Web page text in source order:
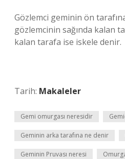
Gözlemci geminin ön
gözlemcinin sağında kalan
kalan tarafa ise iskele denir.
Tarih: Makaleler
Gemi omurgası neresidir
Geminin arka tarafına ne denir
Geminin Pruvası neresi